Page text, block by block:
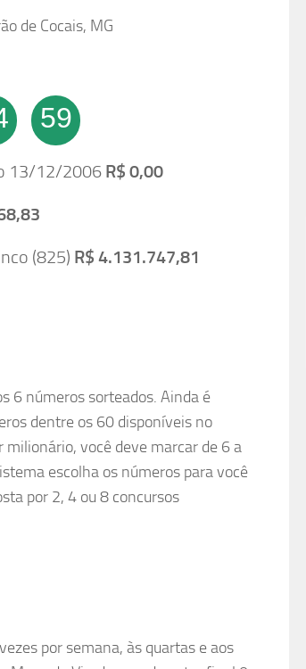
de Cocais, MG
59
13/12/2006 R$ 0,00
(825) R$ 4.131.747,81
6 números sorteados. Ainda é
dentre os 60 disponíveis no
você deve marcar de 6 a
escolha os números para você
por 2, 4 ou 8 concursos
por semana, às quartas e aos